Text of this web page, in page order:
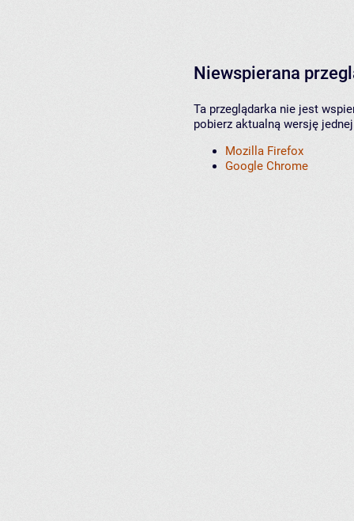
Niewspierana
Ta przeglądarka nie jest
pobierz aktualną wersję
Mozilla Firefox
Google Chrome